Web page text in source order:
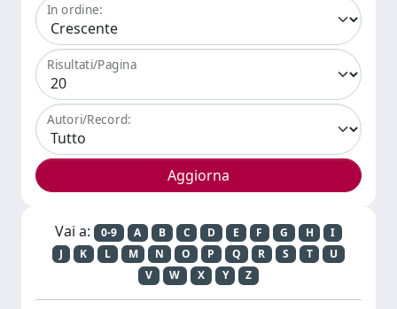
In ordine:
Risultati/Pagina
Autori/Record:
Vai a: 0-9 A B C D E F G H
I
J
K L M N O P Q R S T
U
V
W X Y Z